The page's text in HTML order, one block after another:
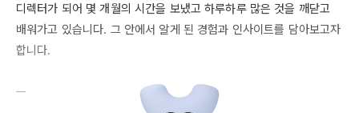
디렉터가 되어 몇 개월의 시간을 보냈고 하루하루 많은 것을 깨닫고
배워가고 있습니다. 그 안에서 알게 된 경험과 인사이트를 담아보고자
합니다.
ㅡ